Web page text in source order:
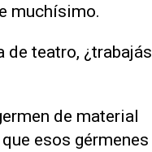
muchísimo.
de teatro, ¿trabajás
de material
esos gérmenes